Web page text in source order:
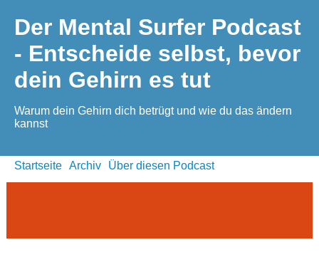
Der Mental Surfer Podcast
- Entscheide selbst, bevor
dein Gehirn es tut
Warum dein Gehirn dich betrügt und wie du das ändern
kannst
Startseite Archiv Über diesen Podcast